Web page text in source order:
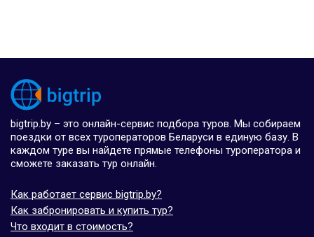
bigtrip.by – это онлайн-сервис подбора туров. Мы собираем
поездки от всех туроператоров Беларуси в единую базу. В
каждом туре вы найдете прямые телефоны туроператора и
сможете заказать тур онлайн.
Как работает сервис bigtrip.by?
Как забронировать и купить тур?
Что входит в стоимость?